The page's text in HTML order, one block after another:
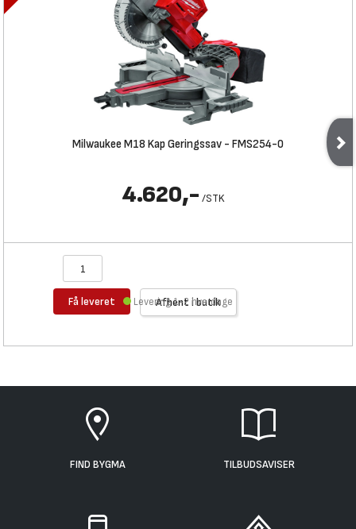
Milwaukee M18 Kap Geringssav - FMS254-0
4.620,- /STK
Få leveret Afhent i butik
Levering 1-2 hverdage
FIND BYGMA TILBUDSAVISER